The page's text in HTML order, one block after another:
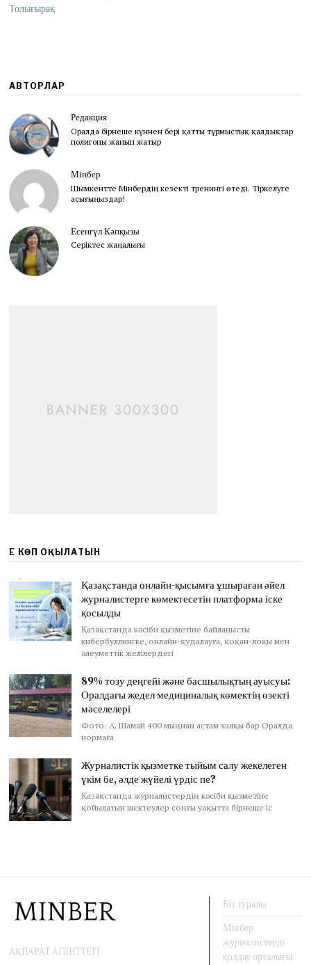
Толығырақ
АВТОРЛАР
Редакция
Оралда бірнеше күннен бері қатты тұрмыстық қалдықтар
полигоны жанып жатыр
Мінбер
Шымкентте Мінбердің кезекті тренингі өтеді. Тіркелуге
асығыңыздар!
Есенгүл Кәпқызы
Серіктес жаңалығы
ЕҢ КӨП ОҚЫЛАТЫН
Қазақстанда онлайн-қысымға ұшыраған әйел
журналистерге көмектесетін платформа іске
қосылды
Қазақстанда кәсіби қызметіне байланысты
кибербуллингке, онлайн-қудалауға, қоқан-лоқы мен
әлеуметтік желілердегі
89% тозу деңгейі және басшылықтың ауысуы:
Оралдағы жедел медициналық көмектің өзекті
мәселелері
Фото: А. Шамай 400 мыңнан астам халқы бар Оралда
нормаға
Журналистік қызметке тыйым салу жекелеген
үкім бе, әлде жүйелі үрдіс пе?
Қазақстанда журналистердің кәсіби қызметіне
қойылатын шектеулер соңғы уақытта бірнеше іс
АҚПАРАТ АГЕНТТЕГІ
Біз туралы
Мінбер
журналистерді
қолдау орталығы